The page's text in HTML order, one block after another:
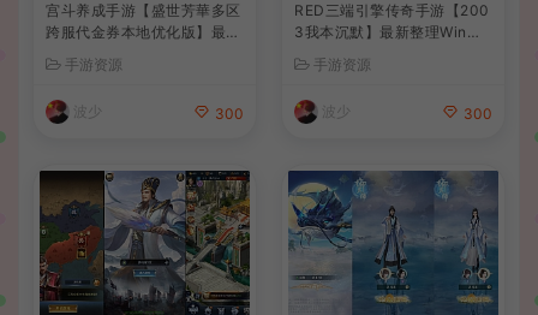
宫斗养成手游【盛世芳華多区
跨服代金券本地优化版】最新
整理单机一键即玩端+Linux
手工服务端+CDK授权后台
+安卓+详细搭建教程
手游资源
波少 300
RED三端引擎传奇手游【200
3我本沉默】最新整理Win系
服务端+安卓苹果PC三端+详
细搭建教程
手游资源
波少 300